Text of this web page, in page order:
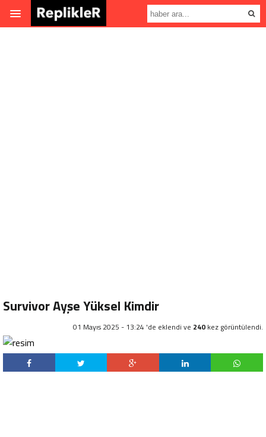
Survivor Ayşe Yüksel Kimdir
01 Mayıs 2025 - 13:24 'de eklendi ve 240 kez görüntülendi.